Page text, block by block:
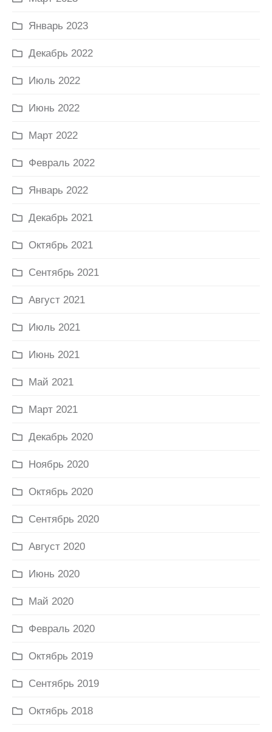
Январь 2023
Декабрь 2022
Июль 2022
Июнь 2022
Март 2022
Февраль 2022
Январь 2022
Декабрь 2021
Октябрь 2021
Сентябрь 2021
Август 2021
Июль 2021
Июнь 2021
Май 2021
Март 2021
Декабрь 2020
Ноябрь 2020
Октябрь 2020
Сентябрь 2020
Август 2020
Июнь 2020
Май 2020
Февраль 2020
Октябрь 2019
Сентябрь 2019
Октябрь 2018